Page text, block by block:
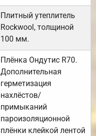
Плитный утеплитель
Rockwool, толщиной
100 мм.
Плёнка Ондутис R70.
Дополнительная
герметизация
нахлёстов/
примыканий
пароизоляционной
плёнки клейкой лентой